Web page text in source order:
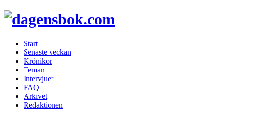
Start
Senaste veckan
Krönikor
Teman
Intervjuer
FAQ
Arkivet
Redaktionen